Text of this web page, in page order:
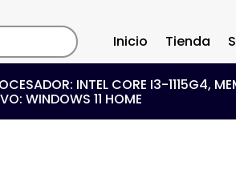
Inicio Tienda
INTEL CORE I3-1115G4,
WINDOWS 11 HOME